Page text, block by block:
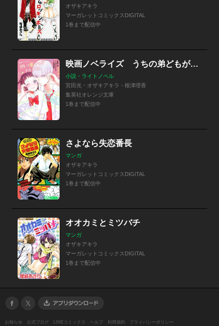
オザキアキラ
マーガレットコミックスDIGITAL
1巻まで配信中
映画ノベライズ うちの弟どもがすみません
小説・ライトノベル
宮田光・オザキアキラ・根津理香
集英社オレンジ文庫
1巻まで配信中
さよなら失恋番長
マンガ
オザキアキラ
マーガレットコミックスDIGITAL
1巻まで配信中
オオカミとミツバチ
マンガ
オザキアキラ
マーガレットコミックスDIGITAL
1巻まで配信中
お知らせ 公式ブログ LINEコミックス ヘルプ 利用規約 プライバシーポリシー